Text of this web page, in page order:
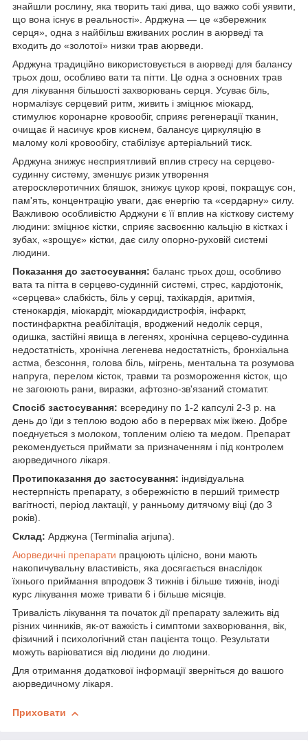
знайшли рослину, яка творить такі дива, що важко собі уявити,
що вона існує в реальності». Арджуна — це «збережник
серця», одна з найбільш вживаних рослин в аюрведі та
входить до «золотої» низки трав аюрведи.
Арджуна традиційно використовується в аюрведі для балансу
трьох дош, особливо вати та пітти. Це одна з основних трав
для лікування більшості захворювань серця. Усуває біль,
нормалізує серцевий ритм, живить і зміцнює міокард,
стимулює коронарне кровообіг, сприяє регенерації тканин,
очищає й насичує кров киснем, балансує циркуляцію в
малому колі кровообігу, стабілізує артеріальний тиск.
Арджуна знижує несприятливий вплив стресу на серцево-
судинну систему, зменшує ризик утворення
атеросклеротичних бляшок, знижує цукор крові, покращує сон,
пам'ять, концентрацію уваги, дає енергію та «сердарну» силу.
Важливою особливістю Арджуни є її вплив на кісткову систему
людини: зміцнює кістки, сприяє засвоєнню кальцію в кістках і
зубах, «зрощує» кістки, дає силу опорно-руховій системі
людини.
Показання до застосування: баланс трьох дош, особливо
вата та пітта в серцево-судинній системі, стрес, кардіотонік,
«серцева» слабкість, біль у серці, тахікардія, аритмія,
стенокардія, міокардіт, міокардидистрофія, інфаркт,
постинфарктна реабілітація, вроджений недолік серця,
одишка, застійні явища в легенях, хронічна серцево-судинна
недостатність, хронічна легенева недостатність, бронхіальна
астма, безсоння, голова біль, мігрень, ментальна та розумова
напруга, перелом кісток, травми та розмороження кісток, що
не загоюють рани, виразки, афтозно-зв'язаний стоматит.
Спосіб застосування: всередину по 1-2 капсулі 2-3 р. на
день до їди з теплою водою або в перервах між їжею. Добре
поєднується з молоком, топленим олією та медом. Препарат
рекомендується приймати за призначенням і під контролем
аюрведичного лікаря.
Протипоказання до застосування: індивідуальна
нестерпність препарату, з обережністю в перший триместр
вагітності, період лактації, у ранньому дитячому віці (до 3
років).
Склад: Арджуна (Terminalia arjuna).
Аюрведичні препарати працюють цілісно, вони мають
накопичувальну властивість, яка досягається внаслідок
їхнього приймання впродовж 3 тижнів і більше тижнів, іноді
курс лікування може тривати 6 і більше місяців.
Тривалість лікування та початок дії препарату залежить від
різних чинників, як-от важкість і симптоми захворювання, вік,
фізичний і психологічний стан пацієнта тощо. Результати
можуть варіюватися від людини до людини.
Для отримання додаткової інформації зверніться до вашого
аюрведичному лікаря.
Приховати